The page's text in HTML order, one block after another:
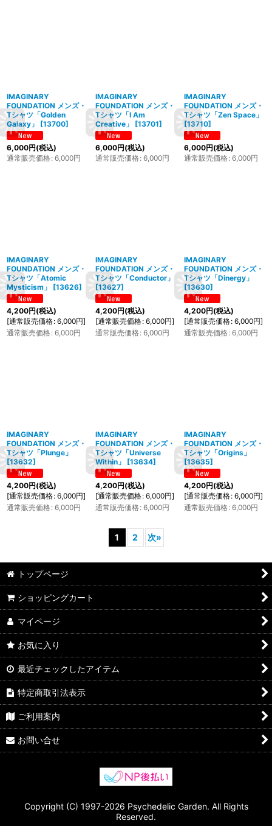
IMAGINARY
FOUNDATION メンズ・
Tシャツ「Golden
Galaxy」
[13700]
6,000円(税込)
通常販売価格: 6,000円
IMAGINARY
FOUNDATION メンズ・
Tシャツ「I Am
Creative」
[13701]
6,000円(税込)
通常販売価格: 6,000円
IMAGINARY
FOUNDATION メンズ・
Tシャツ「Zen Space」
[13710]
6,000円(税込)
通常販売価格: 6,000円
IMAGINARY
FOUNDATION メンズ・
Tシャツ「Atomic
Mysticism」
[13626]
4,200円(税込)
[通常販売価格: 6,000円]
通常販売価格: 6,000円
IMAGINARY
FOUNDATION メンズ・
Tシャツ「Conductor」
[13627]
4,200円(税込)
[通常販売価格: 6,000円]
通常販売価格: 6,000円
IMAGINARY
FOUNDATION メンズ・
Tシャツ「Dinergy」
[13630]
4,200円(税込)
[通常販売価格: 6,000円]
通常販売価格: 6,000円
IMAGINARY
FOUNDATION メンズ・
Tシャツ「Plunge」
[13632]
4,200円(税込)
[通常販売価格: 6,000円]
通常販売価格: 6,000円
IMAGINARY
FOUNDATION メンズ・
Tシャツ「Universe
Within」
[13634]
4,200円(税込)
[通常販売価格: 6,000円]
通常販売価格: 6,000円
IMAGINARY
FOUNDATION メンズ・
Tシャツ「Origins」
[13635]
4,200円(税込)
[通常販売価格: 6,000円]
通常販売価格: 6,000円
1 2 次»
トップページ
ショッピングカート
マイページ
お気に入り
最近チェックしたアイテム
特定商取引法表示
ご利用案内
お問い合せ
Copyright (C) 1997-2026 Psychedelic Garden. All Rights
Reserved.